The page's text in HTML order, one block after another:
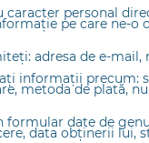
caracter personal
pe care ne-o
adresa de e-mail,
informații precum:
metoda de plată,
date de
data obținerii lui,